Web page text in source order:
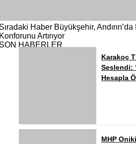
Haber Büyükşehir,
Artırıyor
HABERLER
Karakoç
Seslendi:
Hesapla
MHP